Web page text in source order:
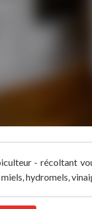
- récoltant
hydromels,